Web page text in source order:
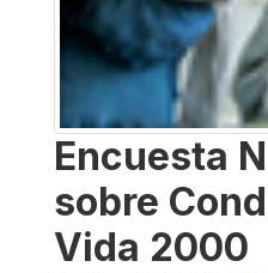
Encuesta
sobre
Vida 2000